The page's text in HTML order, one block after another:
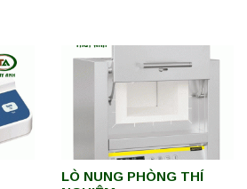
LÒ NUNG PHÒNG THÍ